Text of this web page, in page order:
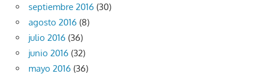
septiembre 2016 (30)
agosto 2016 (8)
julio 2016 (36)
junio 2016 (32)
mayo 2016 (36)